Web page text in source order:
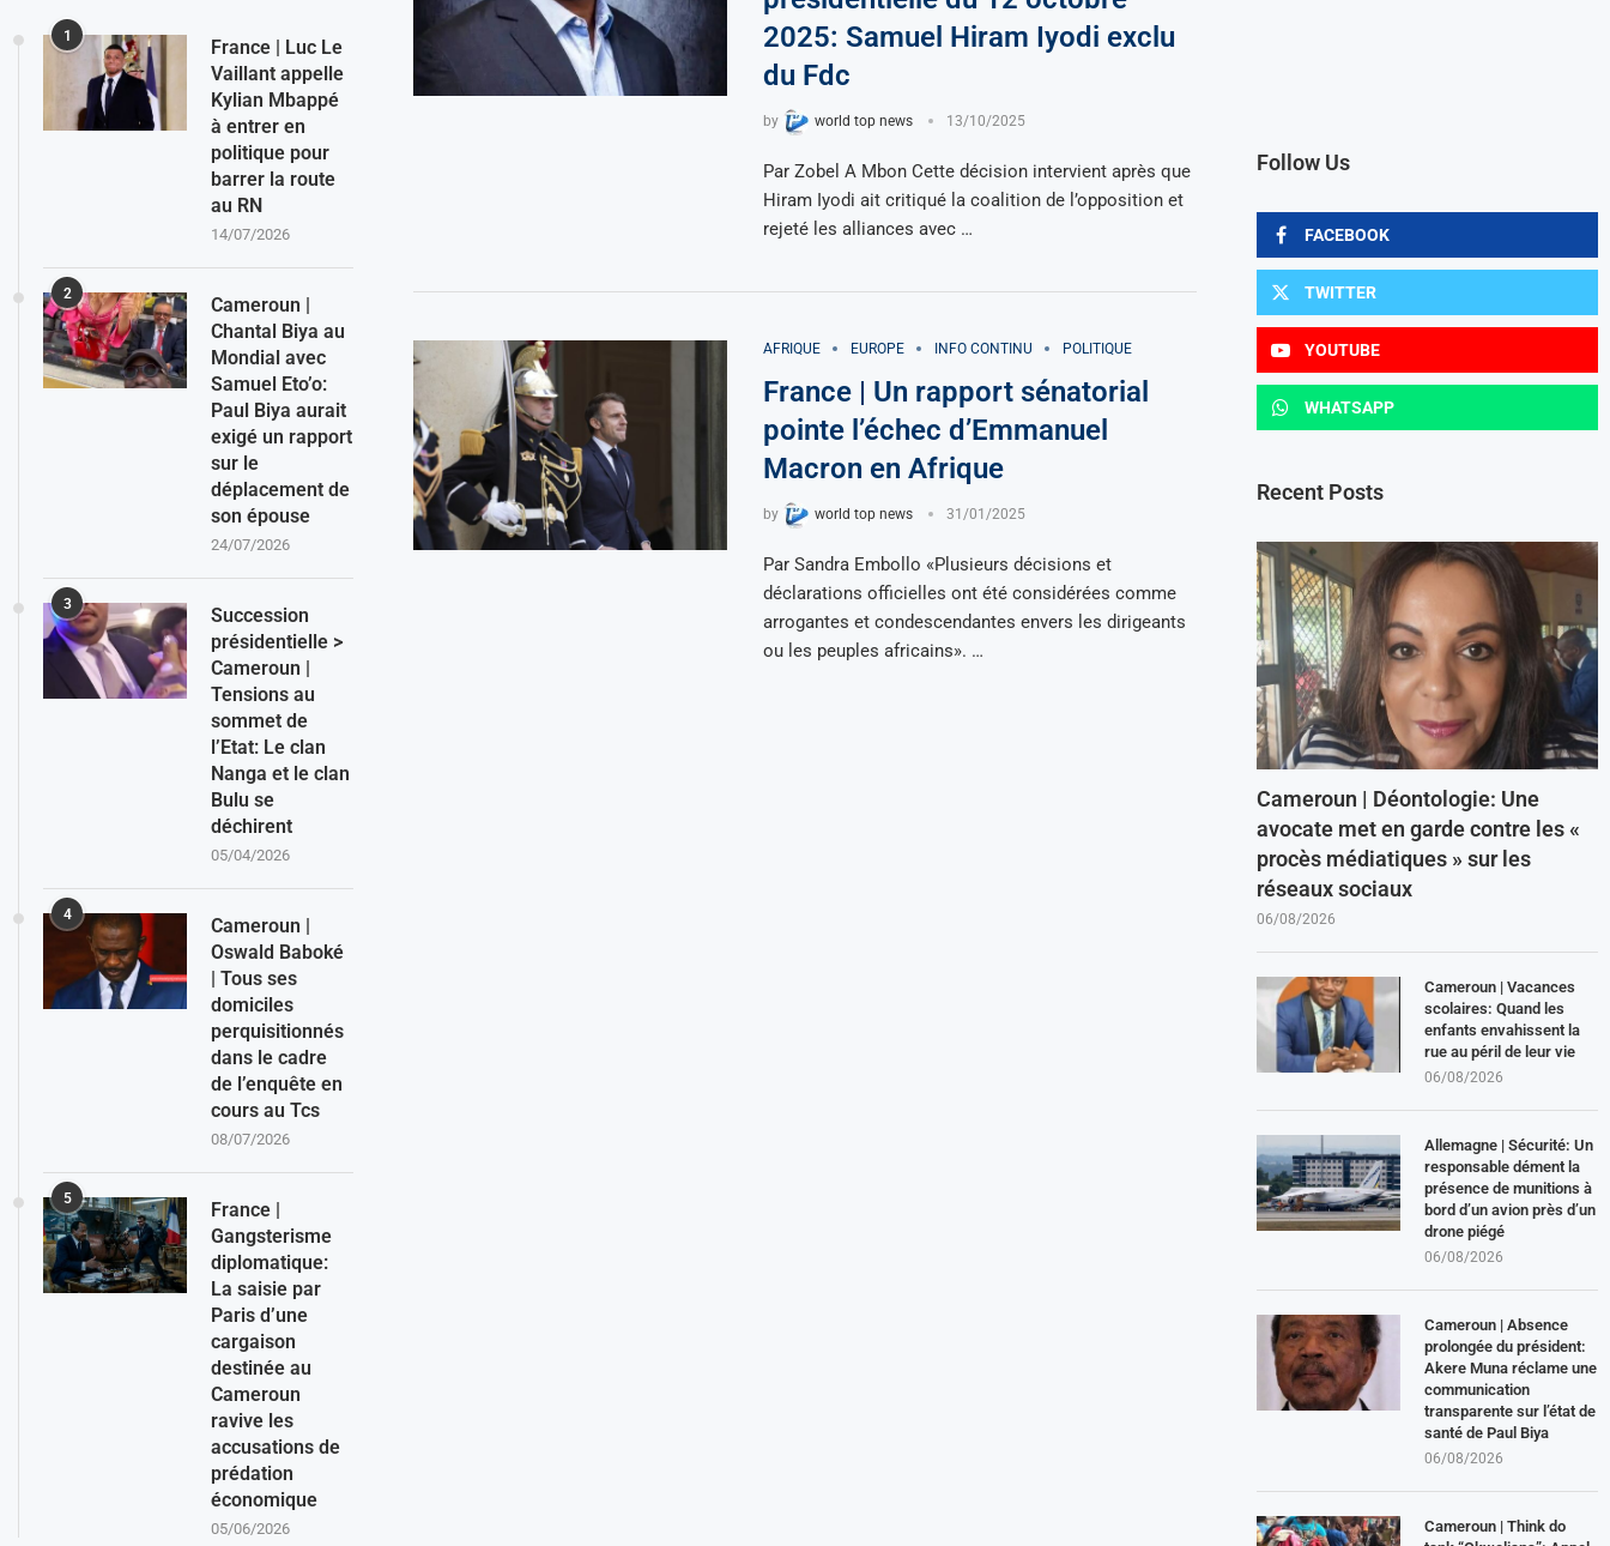
2025: Samuel Hiram Iyodi exclu
du Fdc
by world top news 13/10/2025
Par Zobel A Mbon Cette décision intervient après que
Hiram Iyodi ait critiqué la coalition de l’opposition et
rejeté les alliances avec …
AFRIQUE EUROPE INFO CONTINU POLITIQUE
France | Un rapport sénatorial
pointe l’échec d’Emmanuel
Macron en Afrique
by world top news 31/01/2025
Par Sandra Embollo «Plusieurs décisions et
déclarations officielles ont été considérées comme
arrogantes et condescendantes envers les dirigeants
ou les peuples africains». …
Follow Us
FACEBOOK
TWITTER
YOUTUBE
WHATSAPP
Recent Posts
Cameroun | Déontologie: Une
avocate met en garde contre les «
procès médiatiques » sur les
réseaux sociaux
06/08/2026
Cameroun | Vacances
scolaires: Quand les
enfants envahissent la
rue au péril de leur vie
06/08/2026
Allemagne | Sécurité: Un
responsable dément la
présence de munitions à
bord d’un avion près d’un
drone piégé
06/08/2026
Cameroun | Absence
prolongée du président:
Akere Muna réclame une
communication
transparente sur l’état de
santé de Paul Biya
06/08/2026
Cameroun | Think do
1
France | Luc Le
Vaillant appelle
Kylian Mbappé
à entrer en
politique pour
barrer la route
au RN
14/07/2026
2
Cameroun |
Chantal Biya au
Mondial avec
Samuel Eto’o:
Paul Biya aurait
exigé un rapport
sur le
déplacement de
son épouse
24/07/2026
3
Succession
présidentielle >
Cameroun |
Tensions au
sommet de
l’Etat: Le clan
Nanga et le clan
Bulu se
déchirent
05/04/2026
4
Cameroun |
Oswald Baboké
| Tous ses
domiciles
perquisitionnés
dans le cadre
de l’enquête en
cours au Tcs
08/07/2026
5
France |
Gangsterisme
diplomatique:
La saisie par
Paris d’une
cargaison
destinée au
Cameroun
ravive les
accusations de
prédation
économique
05/06/2026